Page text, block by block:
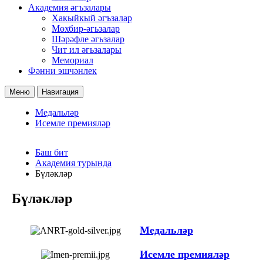
Академия әгъзалары
Хакыйкый әгъзалар
Мөхбир-әгьзалар
Шәрәфле әгьзалар
Чит ил әгьзалары
Мемориал
Фәнни эшчәнлек
Меню Навигация
Медальләр
Исемле премияләр
Баш бит
Академия турында
Бүләкләр
Бүләкләр
Медальләр
Исемле премияләр